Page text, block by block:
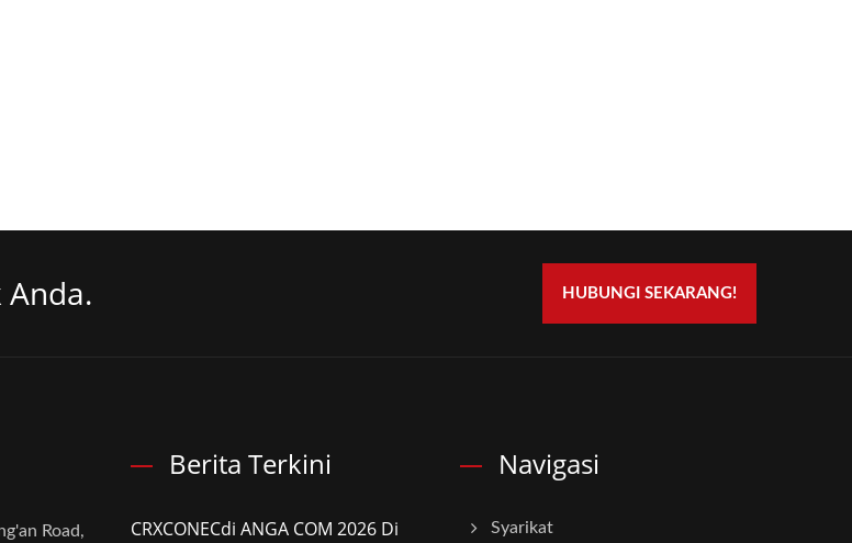
HUBUNGI SEKARANG!
Road,
Berita Terkini
CRXCONECdi ANGA COM 2026 Di
Navigasi
Syarikat